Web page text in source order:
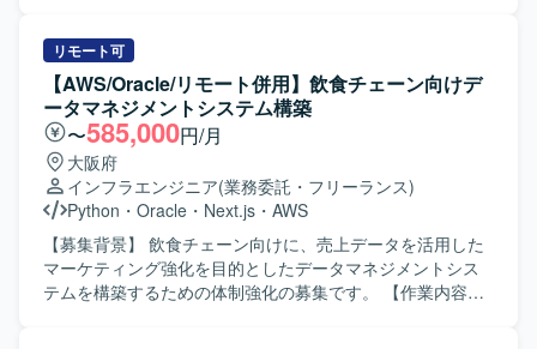
ンプレミスからクラウドへの移行プロジェクトにおいて、
計画策定から設計、実行まで一連の工程に携わることがで
きるため、インフラ移行に関する知見や設計力を総合的に
高められる環境です。既存システムの分析から新環境の構
築までを通して経験できるため、今後のクラウド移行案件
におけるリードエンジニアとしてのキャリア形成にもつな
げていただけます。 【開発環境】 オンプレミス環境から
AWS基盤への移行を前提としたサーバー環境および関連シ
ステム群を対象とし、WindowsServerやクラウド間通信を
考慮したネットワーク構成、セキュリティ要件などを踏ま
えた設計・検証を行っていただきます。
きます。具体的には、移行に伴うプログラムの改修、テス
ト、実装、設計修正などの対応や、AWS環境の構築、各種
ドキュメントの作成を担当していただきます。既存プログ
ラムの改修から新環境構築、移行完了までの一連のフェー
ズに参画していただきます。 【求める人物像】 プロジェク
ト全体を自分の担当範囲として捉え、主体的に課題を発見
しながら業務を遂行できる方を求めています。チームメン
バーと協力しながら責任感を持ってタスクを完遂できる
方、初級者にもわかりやすいドキュメントを作成し、情報
共有やナレッジ蓄積に貢献していただける方が望ましいで
す。また、既存システム情報を整理・分析し、抜け漏れの
リモート可
【AWS/Oracle/リモート併用】飲食チェーン向けデ
ータマネジメントシステム構築
〜585,000円/月
大阪府
インフラエンジニア(業務委託・フリーランス)
Python ・ Oracle ・ Next.js ・ AWS
【募集背景】 飲食チェーン向けに、売上データを活用した
マーケティング強化を目的としたデータマネジメントシス
テムを構築するための体制強化の募集です。 【作業内容】